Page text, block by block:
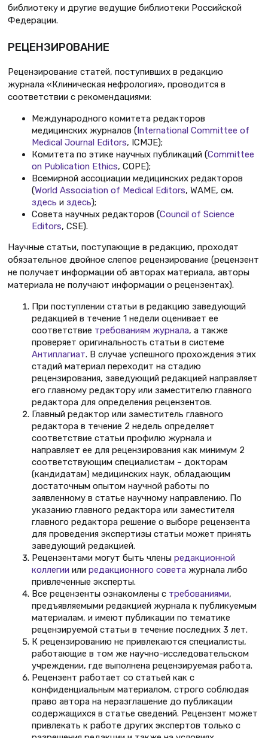
библиотеку и другие ведущие библиотеки Российской
Федерации.
РЕЦЕНЗИРОВАНИЕ
Рецензирование статей, поступивших в редакцию
журнала «Клиническая нефрология», проводится в
соответствии с рекомендациями:
Международного комитета редакторов
медицинских журналов (International Committee of
Medical Journal Editors, ICMJE);
Комитета по этике научных публикаций (Committee
on Publication Ethics, COPE);
Всемирной ассоциации медицинских редакторов
(World Association of Medical Editors, WAME, см.
здесь и здесь);
Совета научных редакторов (Council of Science
Editors, CSE).
Научные статьи, поступающие в редакцию, проходят
обязательное двойное слепое рецензирование (рецензент
не получает информации об авторах материала, авторы
материала не получают информации о рецензентах).
При поступлении статьи в редакцию заведующий
редакцией в течение 1 недели оценивает ее
соответствие требованиям журнала, а также
проверяет оригинальность статьи в системе
Антиплагиат. В случае успешного прохождения этих
стадий материал переходит на стадию
рецензирования, заведующий редакцией направляет
его главному редактору или заместителю главного
редактора для определения рецензентов.
Главный редактор или заместитель главного
редактора в течение 2 недель определяет
соответствие статьи профилю журнала и
направляет ее для рецензирования как минимум 2
соответствующим специалистам – докторам
(кандидатам) медицинских наук, обладающим
достаточным опытом научной работы по
заявленному в статье научному направлению. По
указанию главного редактора или заместителя
главного редактора решение о выборе рецензента
для проведения экспертизы статьи может принять
заведующий редакцией.
Рецензентами могут быть члены редакционной
коллегии или редакционного совета журнала либо
привлеченные эксперты.
Все рецензенты ознакомлены с требованиями,
предъявляемыми редакцией журнала к публикуемым
материалам, и имеют публикации по тематике
рецензируемой статьи в течение последних 3 лет.
К рецензированию не привлекаются специалисты,
работающие в том же научно-исследовательском
учреждении, где выполнена рецензируемая работа.
Рецензент работает со статьей как с
конфиденциальным материалом, строго соблюдая
право автора на неразглашение до публикации
содержащихся в статье сведений. Рецензент может
привлекать к работе других экспертов только с